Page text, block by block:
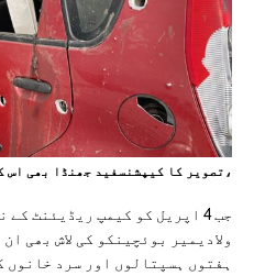
،تصویر کا کیپشنسفید جھنڈا بھی اس
جب 4 اپریل کو کیمپ ریڈیئنٹ
ولادیمیر بوئچینکو کی لاش بھی
ہفتوں ہسپتالوں اور سرد خانوں